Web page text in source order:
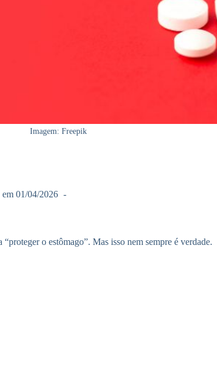
Imagem: Freepik
01/04/2026
o estômago”. Mas isso nem sempre é verdade.